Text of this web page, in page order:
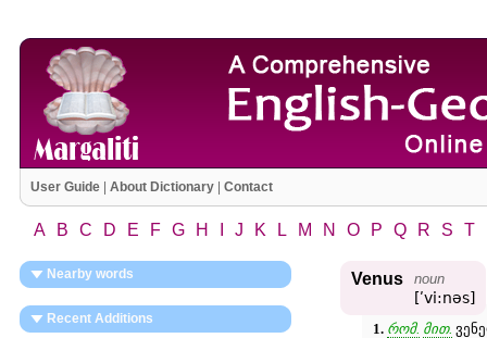
User Guide| About Dictionary| Contact
A B C D E F G H J K L M N O P Q R S T
Nearby words
Recent Additions
Venus noun
[ʹvi:nəs]
1. რომ. მით.